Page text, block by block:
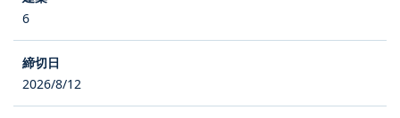
6
2026/8/12